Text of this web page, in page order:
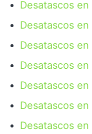
Desatascos
Desatascos
Desatascos
Desatascos en
Desatascos
Desatascos
Desatascos